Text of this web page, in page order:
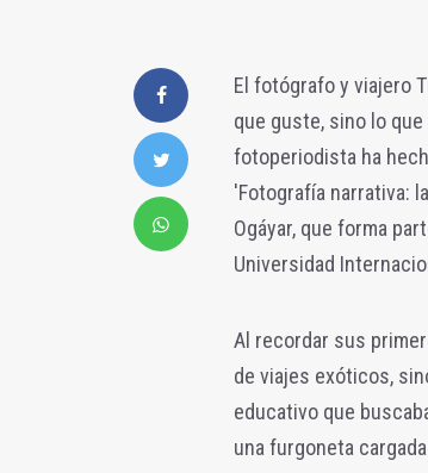
El fotógrafo y viajero
que guste, sino lo
fotoperiodista ha
'Fotografía narrativa:
Ogáyar, que forma
Universidad
Al recordar sus
de viajes exóticos,
educativo que
una furgoneta